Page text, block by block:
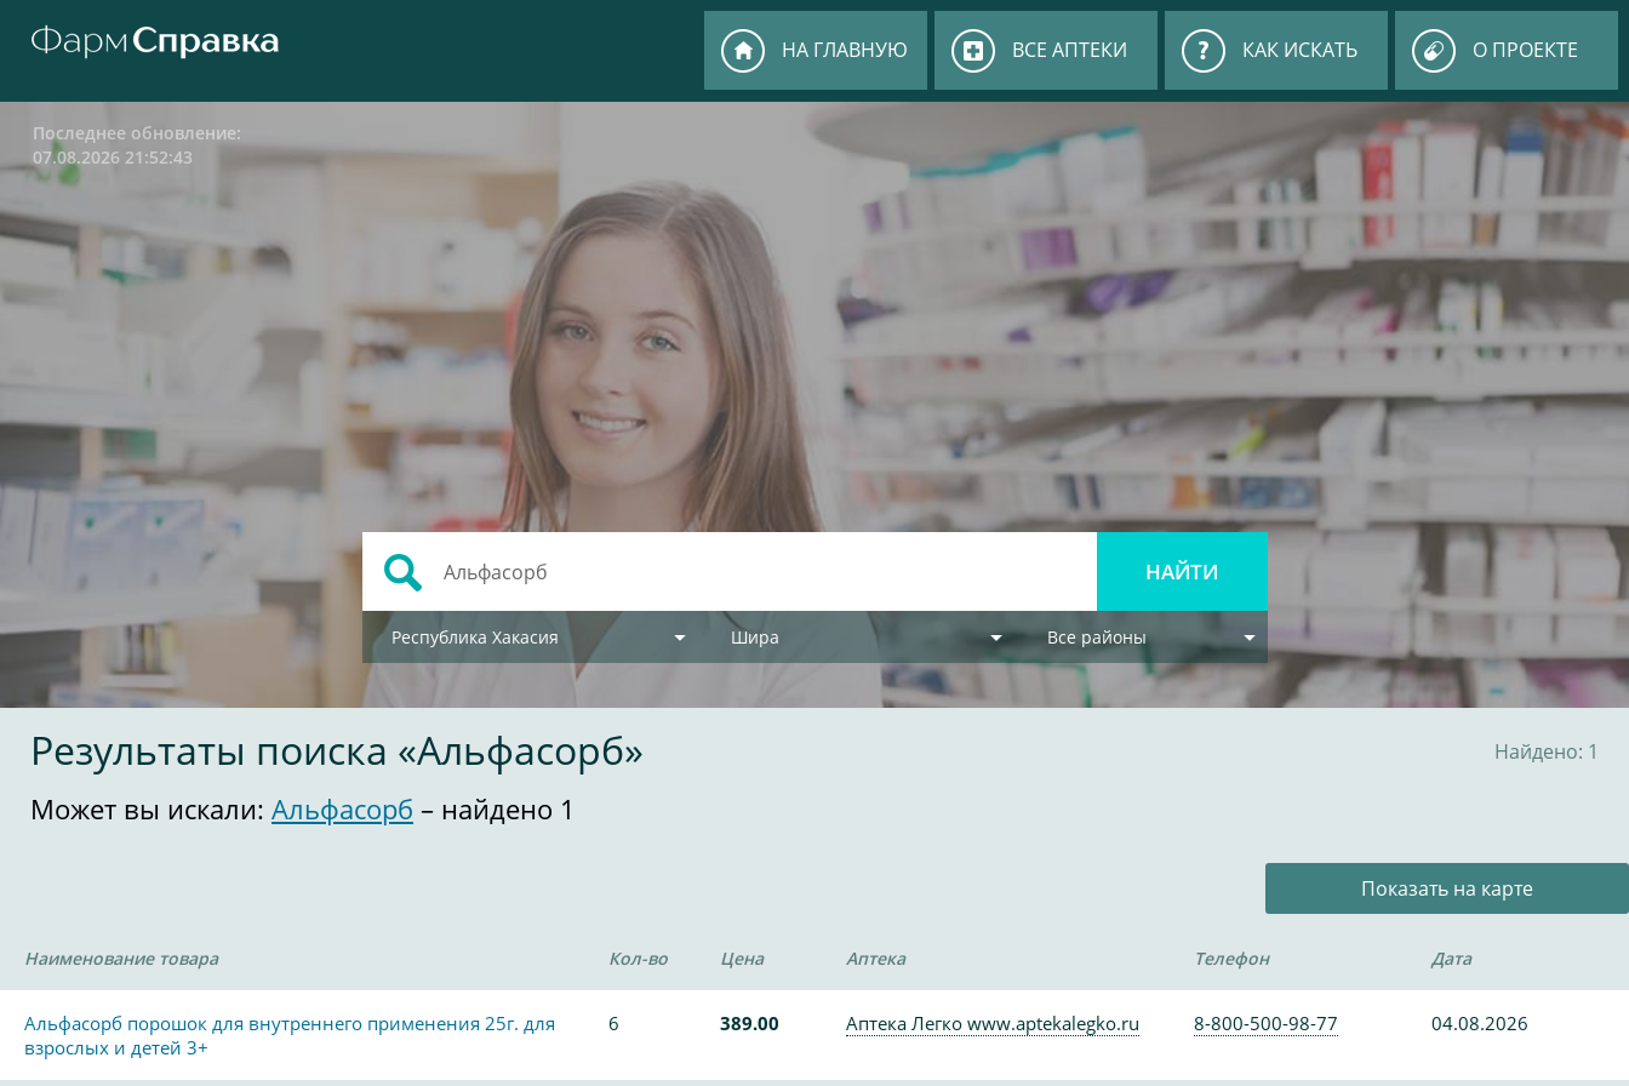
НА ГЛАВНУЮ ВСЕ АПТЕКИ КАК ИСКАТЬ О ПРОЕКТЕ
Последнее обновление:
07.08.2026 21:52:43
Республика Хакасия Шира Все районы
Результаты поиска «Альфасорб» Найдено: 1
Может вы искали: Альфасорб – найдено 1
Показать на карте
Наименование товара Кол-во Цена Аптека Телефон Дата
Альфасорб порошок для внутреннего применения 25г. для
взрослых и детей 3+
6 389.00 Аптека Легко www.aptekalegko.ru 8-800-500-98-77 04.08.2026